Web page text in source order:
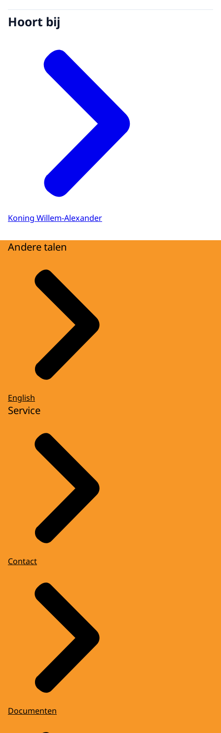
Hoort bij
Koning Willem-Alexander
Andere talen
English
Service
Contact
Documenten